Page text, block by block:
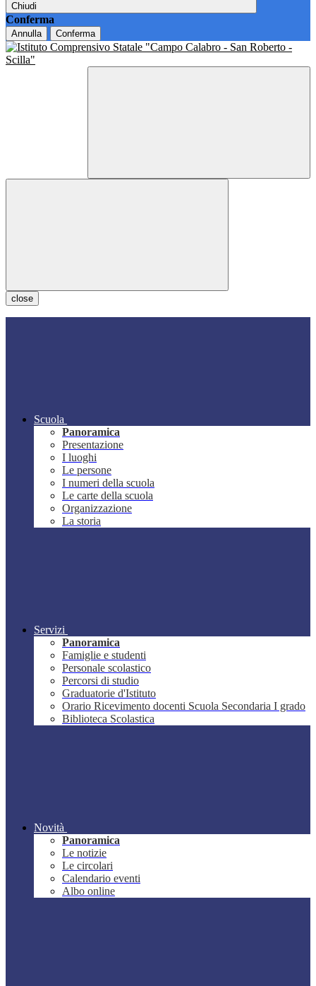
Chiudi
Conferma
Annulla Conferma
close
Scuola
Panoramica
Presentazione
I luoghi
Le persone
I numeri della scuola
Le carte della scuola
Organizzazione
La storia
Servizi
Panoramica
Famiglie e studenti
Personale scolastico
Percorsi di studio
Graduatorie d'Istituto
Orario Ricevimento docenti Scuola Secondaria I grado
Biblioteca Scolastica
Novità
Panoramica
Le notizie
Le circolari
Calendario eventi
Albo online